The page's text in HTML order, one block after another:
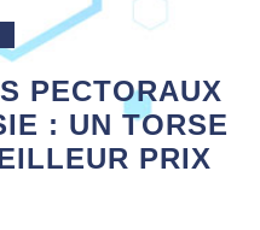
PECTORAUX
: UN TORSE
PRIX